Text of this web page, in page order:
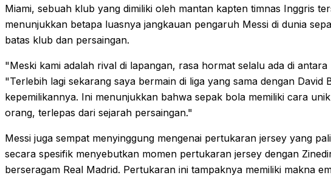
Miami, sebuah klub yang dimiliki oleh mantan kapten timnas Inggris
menunjukkan betapa luasnya jangkauan pengaruh Messi di dunia
batas klub dan persaingan.
"Meski kami adalah rival di lapangan, rasa hormat selalu ada di antara
"Terlebih lagi sekarang saya bermain di liga yang sama dengan David
kepemilikannya. Ini menunjukkan bahwa sepak bola memiliki cara
orang, terlepas dari sejarah persaingan."
Messi juga sempat menyinggung mengenai pertukaran jersey yang
secara spesifik menyebutkan momen pertukaran jersey dengan
berseragam Real Madrid. Pertukaran ini tampaknya memiliki makna